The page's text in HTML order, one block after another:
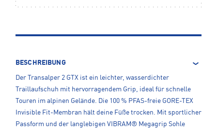
BESCHREIBUNG
Der Transalper 2 GTX ist ein leichter, wasserdichter
Traillaufschuh mit hervorragendem Grip, ideal für schnelle
Touren im alpinen Gelände. Die 100 % PFAS-freie GORE-TEX
Invisible Fit-Membran hält deine Füße trocken. Mit sportlicher
Passform und der langlebigen VIBRAM® Megagrip Sohle